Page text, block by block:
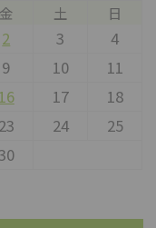
金 土 日
2 3
4
9 10
11
16 17
18
23 24
25